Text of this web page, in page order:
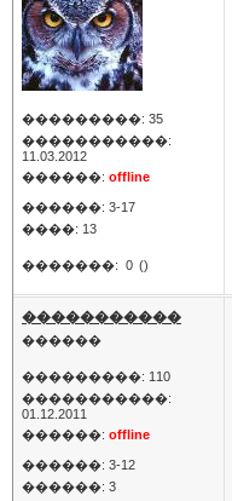
���������: 35
�����������:
11.03.2012
������: offline
������: 3-17
����: 13
�������: 0 ()
�����������
������
���������: 110
�����������:
01.12.2011
������: offline
������: 3-12
������: 3